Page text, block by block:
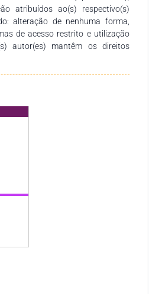
atribuídos ao(s) respectivo(s)
alteração de nenhuma forma,
de acesso restrito e utilização
autor(es) mantêm os direitos